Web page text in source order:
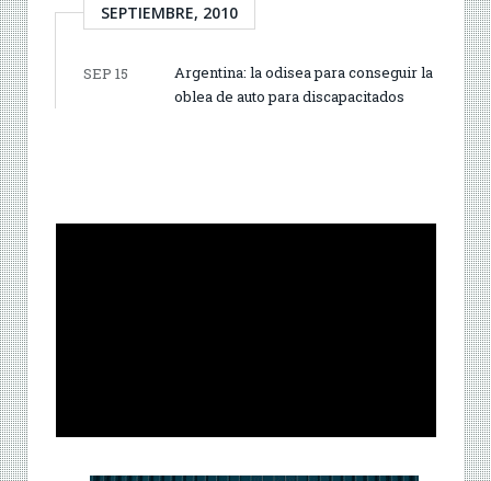
SEPTIEMBRE, 2010
SEP 15
Argentina: la odisea para conseguir la
oblea de auto para discapacitados